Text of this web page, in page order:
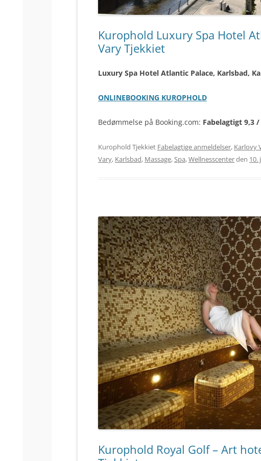
Kurophold Luxury Spa Hotel
Vary Tjekkiet
Luxury Spa Hotel Atlantic Palace, Karlsbad,
ONLINEBOOKING KUROPHOLD
Bedømmelse på Booking.com: Fabelagtigt 9,3 /
Kurophold Tjekkiet Fabelagtige anmeldelser, Karlovy
Vary, Karlsbad, Massage,Spa,Wellnesscenterden 10.
Kurophold Royal Golf – Art